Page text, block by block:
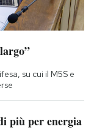
su cui il M5S e
più per energia